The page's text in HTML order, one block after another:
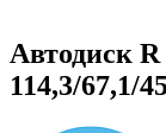
Автодиск
114,3/67,1/